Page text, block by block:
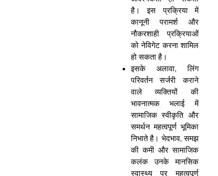
है। इस प्रक्रिया में
कानूनी परामर्श और
नौकरशाही प्रक्रियाओं
को नेविगेट करना शामिल
हो सकता है।
इसके अलावा, लिंग
परिवर्तन सर्जरी कराने
वाले व्यक्तियों की
भावनात्मक भलाई में
सामाजिक स्वीकृति और
समर्थन महत्वपूर्ण भूमिका
निभाते है। भेदभाव, समझ
की कमी और सामाजिक
कलंक उनके मानसिक
स्वास्थ्य पर महत्वपूर्ण